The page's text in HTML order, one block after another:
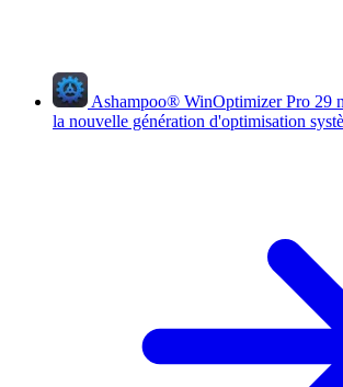
Ashampoo® WinOptimizer Pro 29
la nouvelle génération d'optimisation